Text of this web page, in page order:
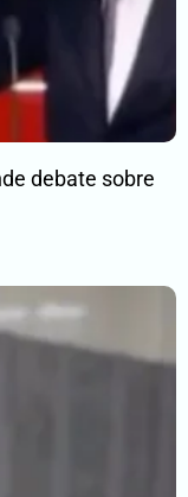
debate sobre